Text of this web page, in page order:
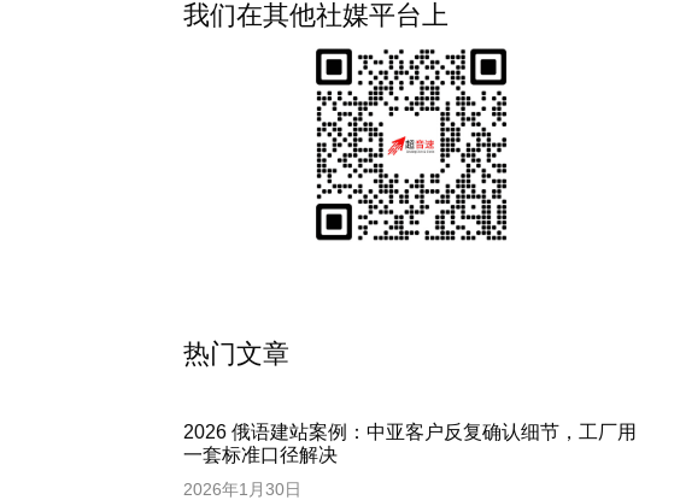
我们在其他社媒平台上
热门文章
2026 俄语建站案例：中亚客户反复确认细节，工厂用
一套标准口径解决
2026年1月30日